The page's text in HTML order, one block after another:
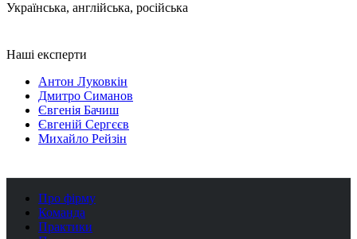
Українська, англійська, російська
Наші експерти
Антон Луковкін
Дмитро Симанов
Євгенія Бачиш
Євгеній Сергєєв
Михайло Рейзін
Про фірму
Команда
Практики